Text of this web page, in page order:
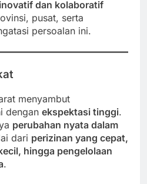
dan kolaboratif
pusat, serta
persoalan ini.
menyambut
dengan ekspektasi tinggi.
perubahan nyata dalam
dari perizinan yang cepat,
hingga pengelolaan
.